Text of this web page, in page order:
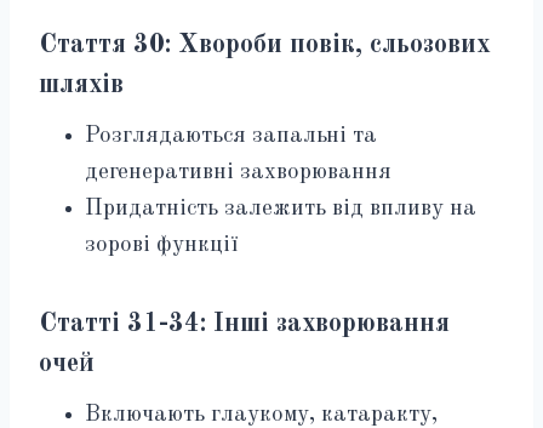
Стаття 30: Хвороби повік, сльозових
шляхів
Розглядаються запальні та
дегенеративні захворювання
Придатність залежить від впливу на
зорові функції
Статті 31-34: Інші захворювання
очей
Включають глаукому, катаракту,